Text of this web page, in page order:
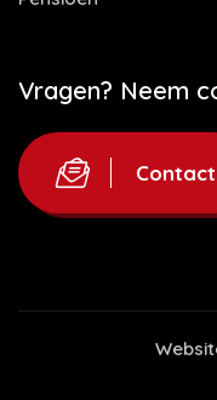
Vragen? Neem
Contact